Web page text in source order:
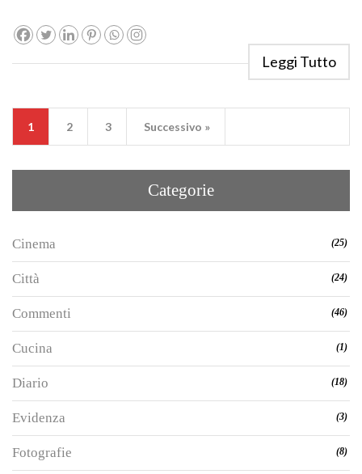
Leggi Tutto
1 2 3 Successivo »
Categorie
Cinema (25)
Città (24)
Commenti (46)
Cucina (1)
Diario (18)
Evidenza (3)
Fotografie (8)